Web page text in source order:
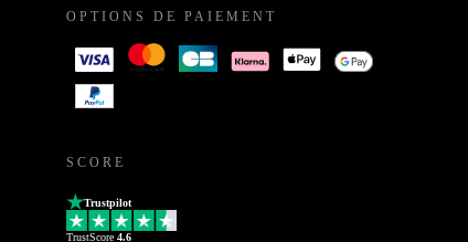
OPTIONS DE PAIEMENT
SCORE
Trustpilot
TrustScore 4.6